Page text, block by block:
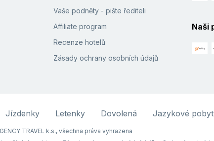
Vaše podněty - pište řediteli
Affiliate program
Recenze hotelů
Zásady ochrany osobních údajů
Naši
Jízdenky Letenky Dovolená Jazykové
TRAVEL k.s., všechna práva vyhrazena